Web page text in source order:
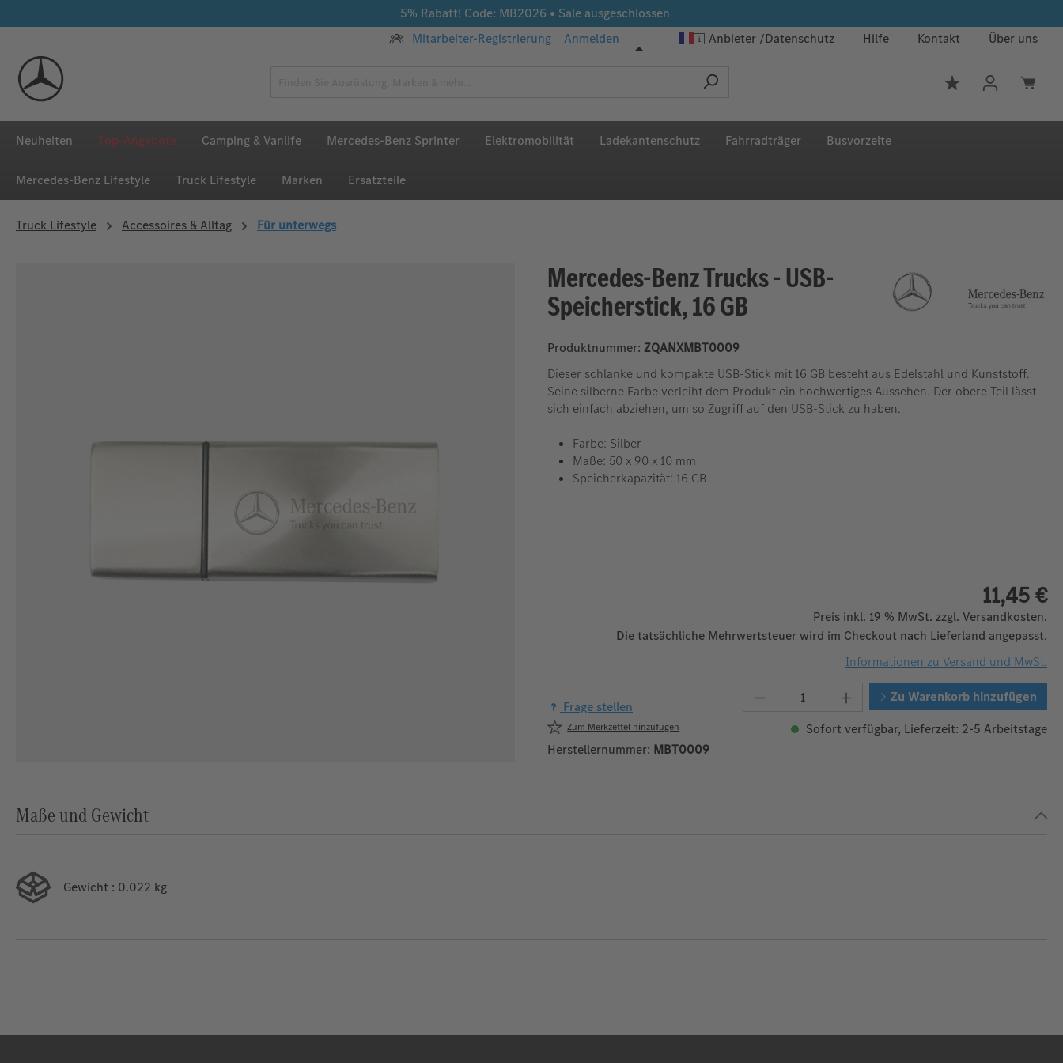
5% Rabatt! Code: MB2026 • Sale ausgeschlossen
Mitarbeiter-Registrierung
Anmelden Anbieter Datenschutz Hilfe Kontakt Über uns
Du hast 0
Neuheiten Top-Angebote Camping & Vanlife Mercedes-Benz Sprinter Elektromobilität Ladekantenschutz Fahrradträger Busvorzelte
Mercedes‑Benz Lifestyle Truck Lifestyle Marken Ersatzteile
Truck Lifestyle Accessoires & Alltag Für unterwegs
Mercedes-Benz Trucks - USB-
Speicherstick, 16 GB
Produktnummer: ZQANXMBT0009
Dieser schlanke und kompakte USB-Stick mit 16 GB besteht aus Edelstahl und Kunststoff.
Seine silberne Farbe verleiht dem Produkt ein hochwertiges Aussehen. Der obere Teil lässt
sich einfach abziehen, um so Zugriff auf den USB-Stick zu haben.
Farbe: Silber
Maße: 50 x 90 x 10 mm
Speicherkapazität: 16 GB
11,45 €
Preis inkl. 19 % MwSt. zzgl. Versandkosten.
Die tatsächliche Mehrwertsteuer wird im Checkout nach Lieferland angepasst.
Informationen zu Versand und MwSt.
Produkt Anzahl: Gib denZu Warenkorb hinzufügen
Frage stellen
Zum Merkzettel hinzufügen
Sofort verfügbar, Lieferzeit: 2-5 Arbeitstage
Herstellernummer: MBT0009
Maße und Gewicht
Gewicht : 0.022 kg